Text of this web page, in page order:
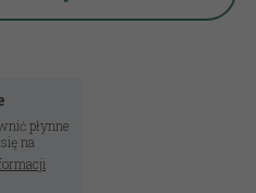
płynne
na